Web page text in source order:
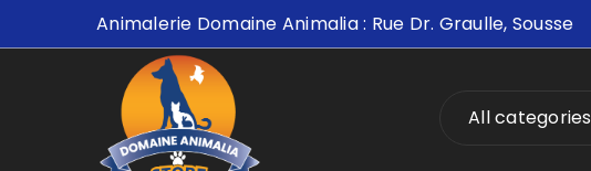
Animalerie Domaine Animalia : Rue Dr. Graulle, Sousse
All categories